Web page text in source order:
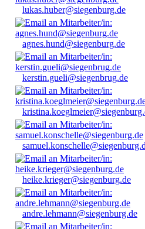
lukas.huber@siegenburg.de
agnes.hund@siegenburg.de
kerstin.gueli@siegenbrug.de
heike.krieger@siegenburg.de
andre.lehmann@siegenburg.de